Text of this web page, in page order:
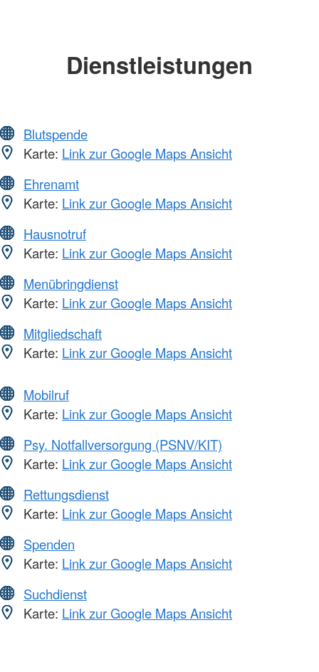
Dienstleistungen
Blutspende
Karte: Link zur Google Maps Ansicht
Ehrenamt
Karte: Link zur Google Maps Ansicht
Hausnotruf
Karte: Link zur Google Maps Ansicht
Menübringdienst
Karte: Link zur Google Maps Ansicht
Mitgliedschaft
Karte: Link zur Google Maps Ansicht
Mobilruf
Karte: Link zur Google Maps Ansicht
Psy. Notfallversorgung (PSNV/KIT)
Karte: Link zur Google Maps Ansicht
Rettungsdienst
Karte: Link zur Google Maps Ansicht
Spenden
Karte: Link zur Google Maps Ansicht
Suchdienst
Karte: Link zur Google Maps Ansicht